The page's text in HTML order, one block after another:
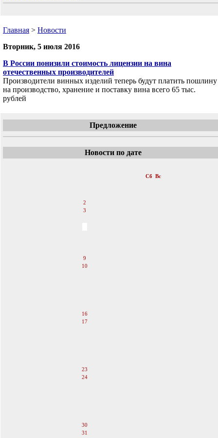
Главная > Новости
Вторник, 5 июля 2016
В России понизили стоимость лицензии на вина
отечественных производителей
Производители винных изделий теперь будут платить пошлину
на производство, хранение и поставку вина всего 65 тыс.
рублей
Предложение
Новости по дате
Сб Вс
2
3
9
10
16
17
23
24
30
31